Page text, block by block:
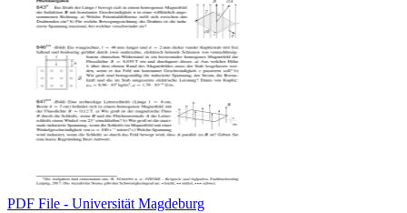
PDF File - Universität Magdeburg